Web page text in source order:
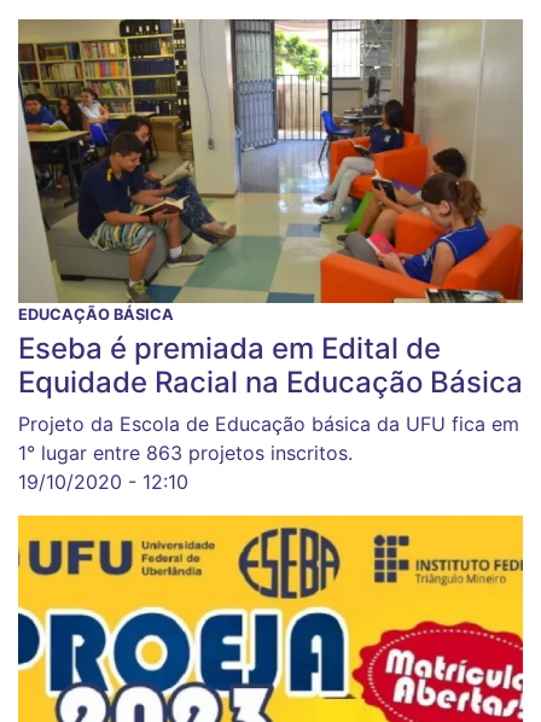
EDUCAÇÃO BÁSICA
Eseba é premiada em Edital de
Equidade Racial na Educação Básica
Projeto da Escola de Educação básica da UFU fica em
1° lugar entre 863 projetos inscritos.
19/10/2020 - 12:10